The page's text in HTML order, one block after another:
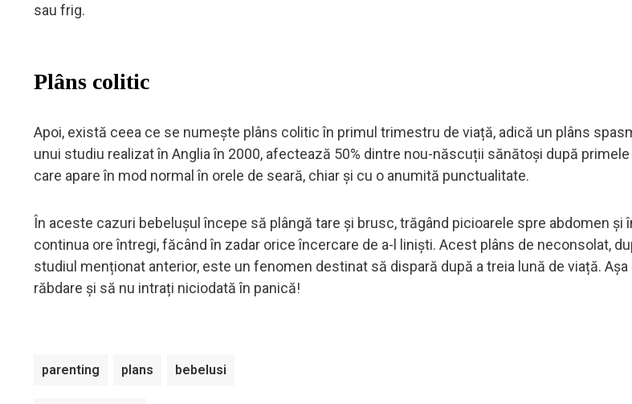
sau frig.
Plâns colitic
Apoi, există ceea ce se numește plâns colitic în primul trimestru de viață, adică un plâns
unui studiu realizat în Anglia în 2000, afectează 50% dintre nou-născuții sănătoși după
care apare în mod normal în orele de seară, chiar și cu o anumită punctualitate.
În aceste cazuri bebelușul începe să plângă tare și brusc, trăgând picioarele spre abdomen și
continua ore întregi, făcând în zadar orice încercare de a-l liniști. Acest plâns de neconsolat,
studiul menționat anterior, este un fenomen destinat să dispară după a treia lună de viață.
răbdare și să nu intrați niciodată în panică!
parenting plans bebelusi